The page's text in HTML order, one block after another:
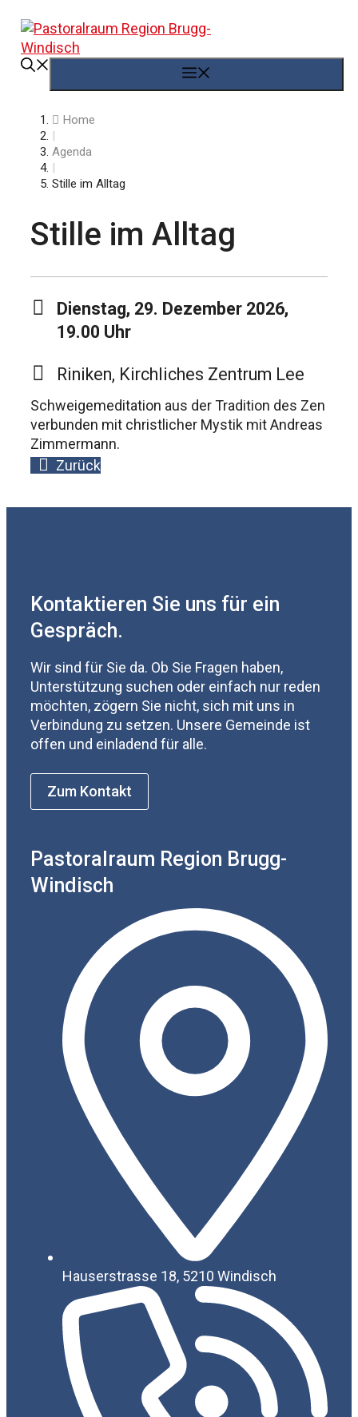
zum
Inhalt
Home
|
Agenda
|
Stille im Alltag
Stille im Alltag
Dienstag, 29. Dezember 2026,
19.00 Uhr
Riniken, Kirchliches Zentrum Lee
Schweigemeditation aus der Tradition des Zen
verbunden mit christlicher Mystik mit Andreas
Zimmermann.
Zurück
Kontaktieren Sie uns für ein
Gespräch.
Wir sind für Sie da. Ob Sie Fragen haben,
Unterstützung suchen oder einfach nur reden
möchten, zögern Sie nicht, sich mit uns in
Verbindung zu setzen. Unsere Gemeinde ist
offen und einladend für alle.
Zum Kontakt
Pastoralraum Region Brugg-
Windisch
Hauserstrasse 18, 5210 Windisch